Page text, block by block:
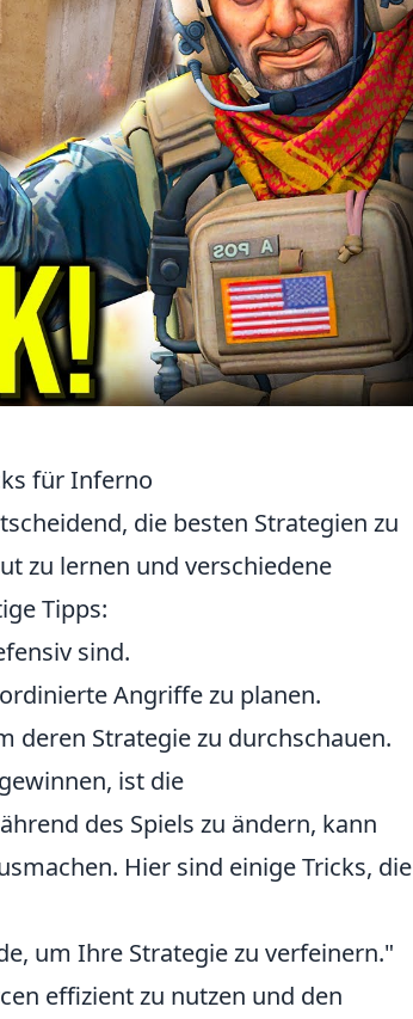
für Inferno
die besten Strategien zu
zu lernen und verschiedene
Tipps:
sind.
Angriffe zu planen.
deren Strategie zu durchschauen.
ist die
des Spiels zu ändern, kann
Hier sind einige Tricks, die
um Ihre Strategie zu verfeinern."
effizient zu nutzen und den